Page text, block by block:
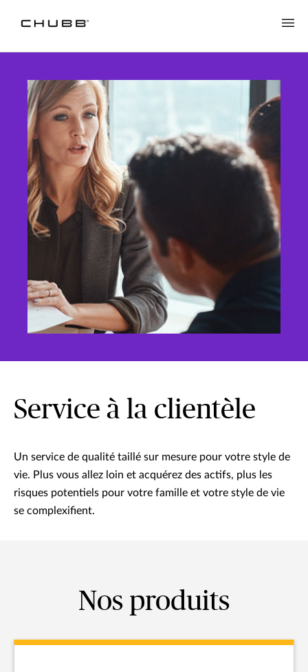
Service à la clientèle
Un service de qualité taillé sur mesure pour votre style de
vie. Plus vous allez loin et acquérez des actifs, plus les
risques potentiels pour votre famille et votre style de vie
se complexifient.
Nos produits